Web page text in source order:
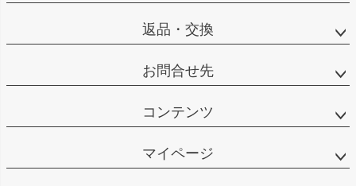
返品・交換
お問合せ先
コンテンツ
マイページ